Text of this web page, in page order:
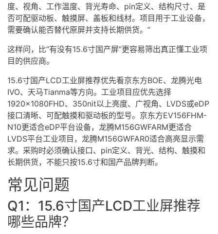
度、视角、工作温度、背光寿命、pin定义、结构尺寸、是
否可配驱动板、触摸屏、盖板和线材。项目用于工业设备，
需要确认能否替代原屏并支持长期供货。”
这样问，比“有没有15.6寸国产屏”更容易筛出真正懂工业项
目的供应商。
15.6寸国产LCD工业屏推荐优先看京东方BOE、龙腾光电
IVO、天马Tianma等方向。工业项目应优先选择
1920×1080FHD、350nit以上亮度、广视角、LVDS或eDP
接口清晰、可配触摸和驱动板的型号。京东方EV156FHM-
N10更适合eDP平台设备，龙腾M156GWFARM更适合
LVDS平台工业项目，龙腾M156GWFAR0适合高亮显示需
求。采购时必须确认接口、pin定义、背光、结构、触摸和
长期供货，不能只按15.6寸和国产品牌判断。
常见问题
Q1：15.6寸国产LCD工业屏推荐
哪些品牌？